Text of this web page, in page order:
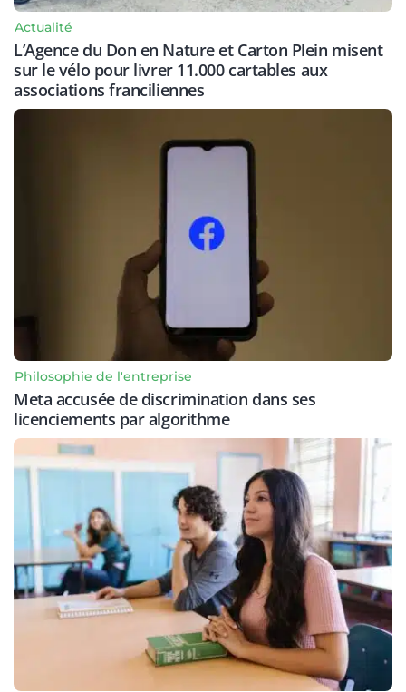
Actualité
L’Agence du Don en Nature et Carton Plein misent
sur le vélo pour livrer 11.000 cartables aux
associations franciliennes
Philosophie de l'entreprise
Meta accusée de discrimination dans ses
licenciements par algorithme